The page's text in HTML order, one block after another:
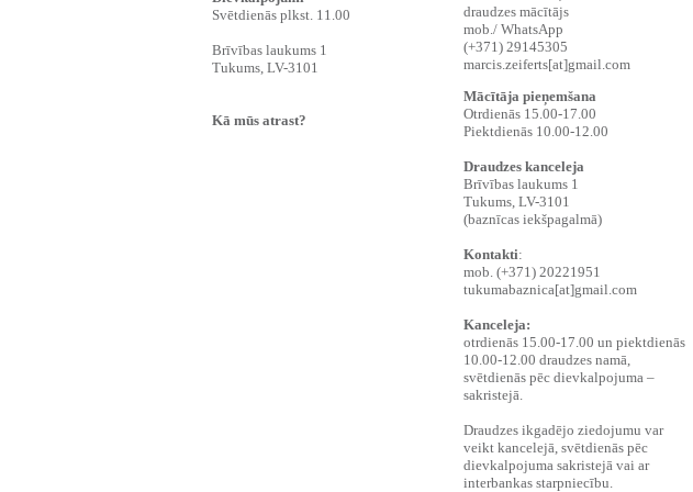
Svētdienās plkst. 11.00
Brīvības laukums 1
Tukums, LV-3101
Kā mūs atrast?
draudzes mācītājs
mob./ WhatsApp
(+371) 29145305
marcis.zeiferts[at]gmail.com
Mācītāja pieņemšana
Otrdienās 15.00-17.00
Piektdienās 10.00-12.00
Draudzes kanceleja
Brīvības laukums 1
‍Tukums, LV-3101
‍(baznīcas iekšpagalmā)
Kontakti:
‍mob. (+371) 20221951
tukumabaznica[at]gmail.com
Kanceleja:
otrdienās 15.00-17.00 un piektdienās
10.00-12.00 draudzes namā,
svētdienās pēc dievkalpojuma –
sakristejā.
Draudzes ikgadējo ziedojumu var
veikt kancelejā, svētdienās pēc
dievkalpojuma sakristejā vai ar
interbankas starpniecību.